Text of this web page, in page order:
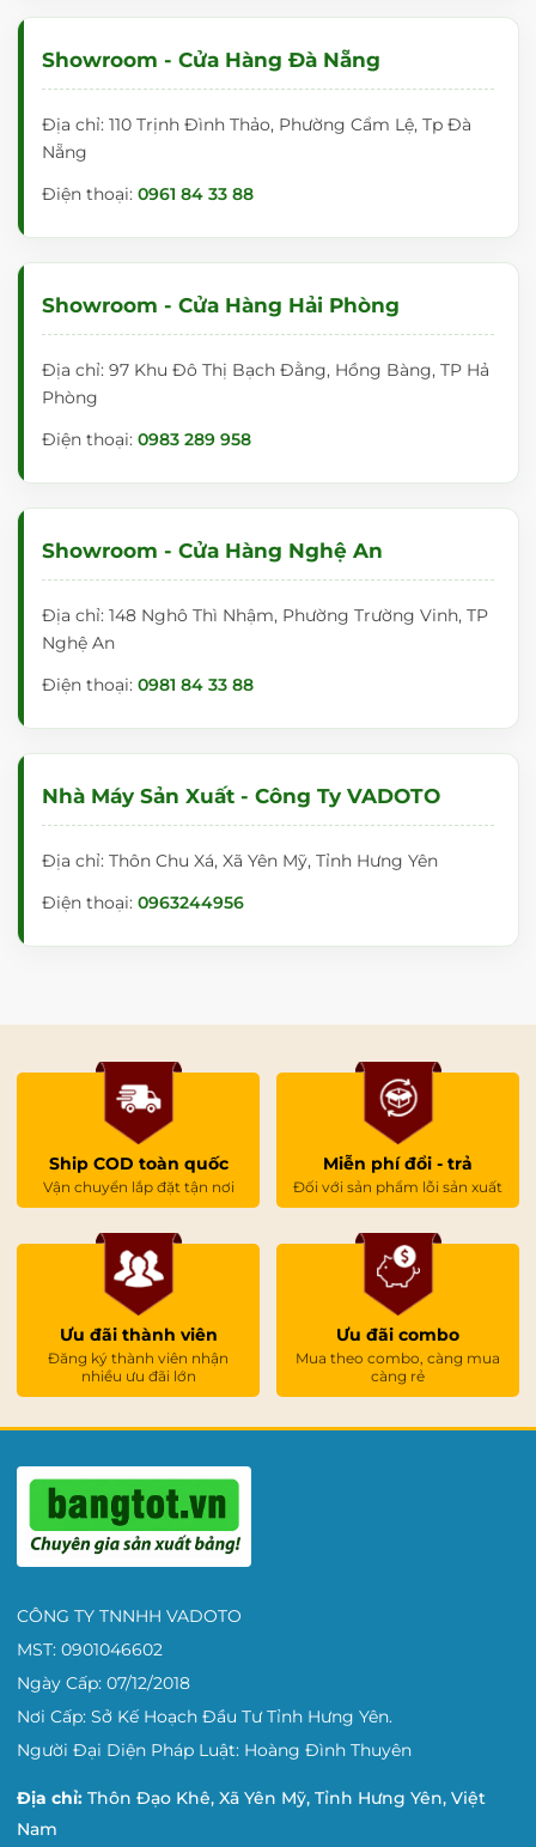
Nhà máy sản xuất:Thôn Chu Xá, Xã Yên Mỹ, Tỉnh Hưng
Yên.
Hệ thống Showroom toàn quốc:
Số 18NV3, KĐT Tổng Cục 5, Tân Triều, Thanh
Trì (Yên Xá). | Hotline: 0983 289 958
Bình Thạnh. | Hotline: 0981 444 956
Cẩm Lệ. | Hotline: 0961 84 33 88
Nghệ An:148 Ngô Thì Nhậm, P. Trung Đô, TP. Vinh.
| Hotline: 0981 84 33 88
Showroom - Cửa Hàng Đà Nẵng
Địa chỉ: 110 Trịnh Đình Thảo, Phường Cẩm Lệ, Tp Đà
Nẵng
Điện thoại: 0961 84 33 88
Showroom - Cửa Hàng Hải Phòng
Địa chỉ: 97 Khu Đô Thị Bạch Đằng, Hồng Bàng, TP Hả
Phòng
Điện thoại: 0983 289 958
Showroom - Cửa Hàng Nghệ An
Địa chỉ: 148 Nghô Thì Nhậm, Phường Trường Vinh, TP
Nghệ An
Điện thoại: 0981 84 33 88
Nhà Máy Sản Xuất - Công Ty VADOTO
Địa chỉ: Thôn Chu Xá, Xã Yên Mỹ, Tỉnh Hưng Yên
Điện thoại: 0963244956
Ship COD toàn quốc
Vận chuyển lắp đặt tận nơi
Miễn phí đổi - trả
Đối với sản phẩm lỗi sản xuất
Ưu đãi thành viên
Đăng ký thành viên nhận
nhiều ưu đãi lớn
Ưu đãi combo
Mua theo combo, càng mua
càng rẻ
CÔNG TY TNNHH VADOTO
MST: 0901046602
Ngày Cấp: 07/12/2018
Nơi Cấp: Sở Kế Hoạch Đầu Tư Tỉnh Hưng Yên.
Người Đại Diện Pháp Luật: Hoàng Đình Thuyên
Địa chỉ: Thôn Đạo Khê, Xã Yên Mỹ, Tỉnh Hưng Yên, Việt
Nam